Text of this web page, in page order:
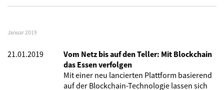
Januar 2019
21.01.2019
Vom Netz bis auf den Teller: Mit Blockchain
das Essen verfolgen
Mit einer neu lancierten Plattform basierend
auf der Blockchain-Technologie lassen sich